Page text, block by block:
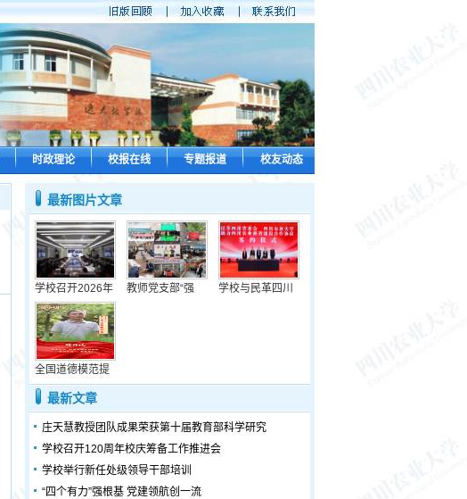
时政理论 校报在线 专题报道 校友动态
最新图片文章
学校召开2026年 教师党支部“强 学校与民革四川
全国道德模范提
最新文章
庄天慧教授团队成果荣获第十届教育部科学研究
学校召开120周年校庆筹备工作推进会
学校举行新任处级领导干部培训
“四个有力”强根基 党建领航创一流